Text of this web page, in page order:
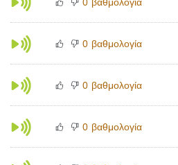
0 βαθμολογία
0 βαθμολογία
0 βαθμολογία